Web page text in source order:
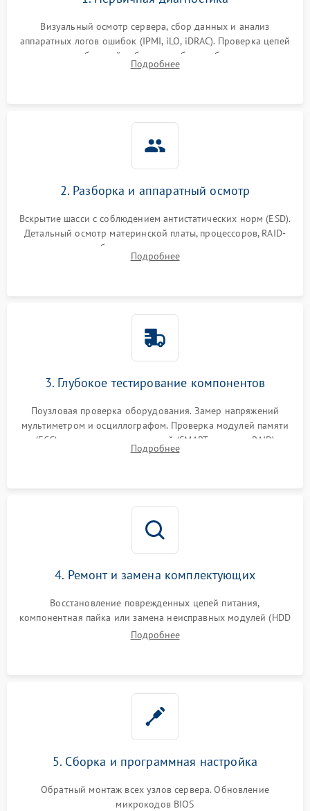
Визуальный осмотр сервера, сбор данных и анализ
аппаратных логов ошибок (IPMI, iLO, iDRAC). Проверка цепей
питания и базовой работоспособности без вскрытия
корпуса для быстрой локализации сбоя.
Подробнее
2. Разборка и аппаратный осмотр
Вскрытие шасси с соблюдением антистатических норм (ESD).
Детальный осмотр материнской платы, процессоров, RAID-
контроллеров и блоков питания на наличие термических
повреждений, прогаров или окислений.
Подробнее
3. Глубокое тестирование компонентов
Поузловая проверка оборудования. Замер напряжений
мультиметром и осциллографом. Проверка модулей памяти
(ECC) и состояния накопителей (SMART, массивы RAID)
специализированными диагностическими утилитами.
Подробнее
4. Ремонт и замена комплектующих
Восстановление поврежденных цепей питания,
компонентная пайка или замена неисправных модулей (HDD
Подробнее
5. Сборка и программная настройка
Обратный монтаж всех узлов сервера. Обновление
микрокодов BIOS